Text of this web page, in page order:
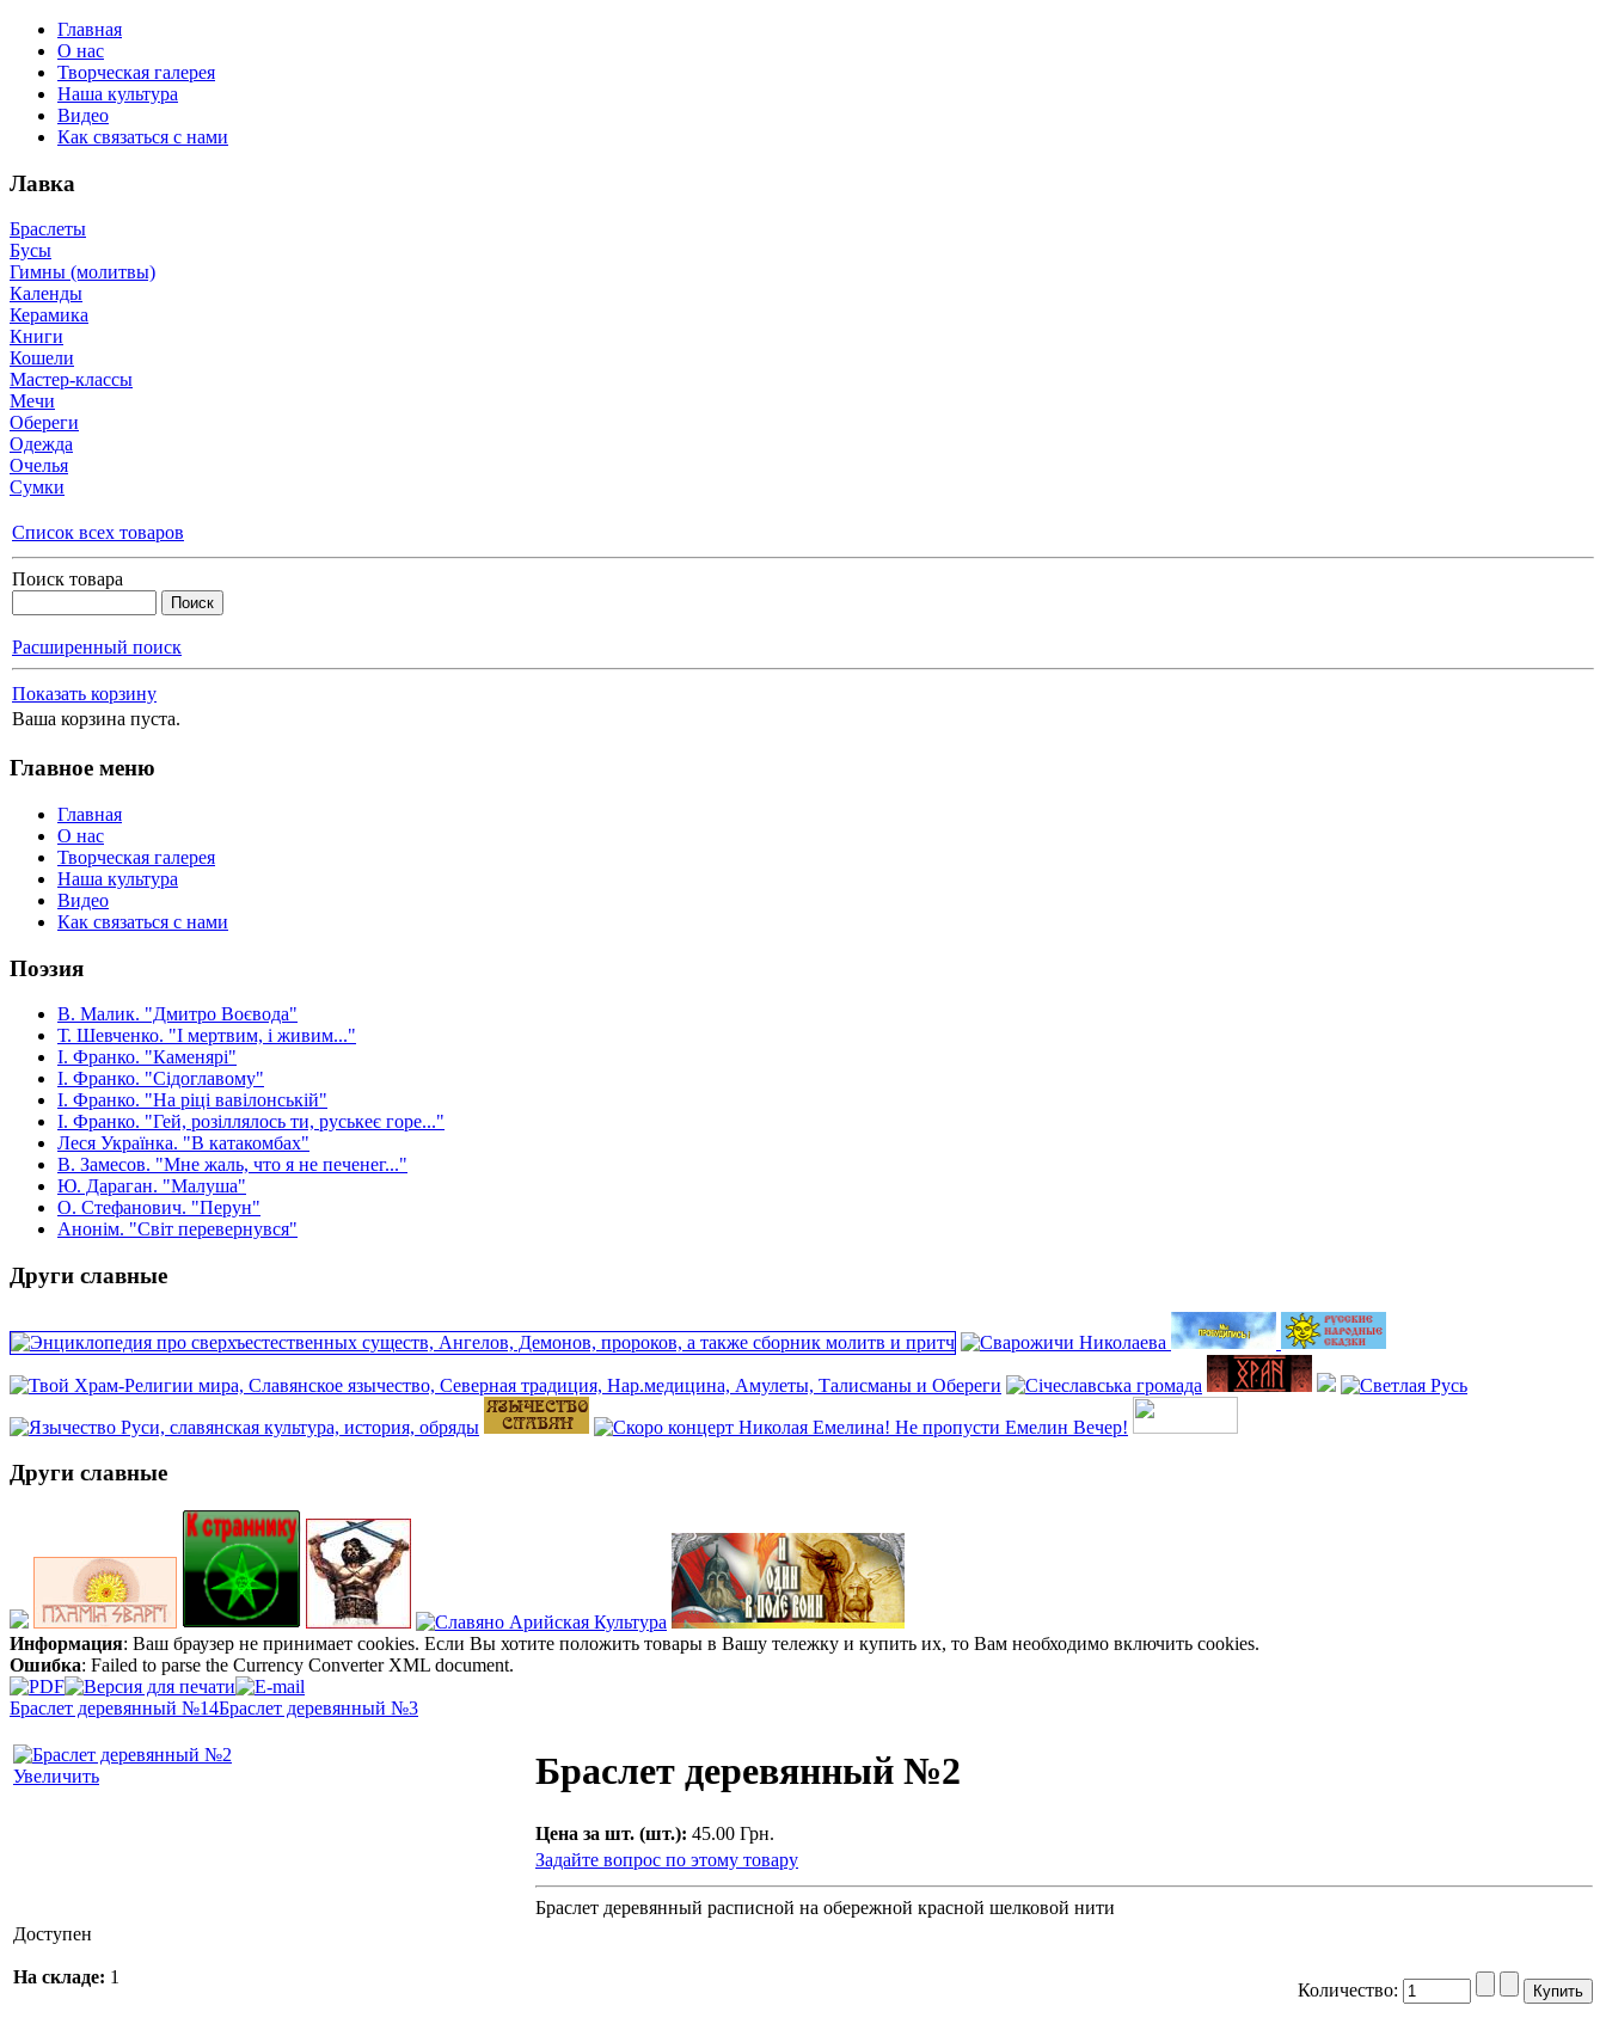
Главная
О нас
Творческая галерея
Наша культура
Видео
Как связаться с нами
Лавка
Браслеты
Бусы
Гимны (молитвы)
Календы
Керамика
Книги
Кошели
Мастер-классы
Мечи
Обереги
Одежда
Очелья
Сумки
Список всех товаров
Поиск товара
Расширенный поиск
Показать корзину
Ваша корзина пуста.
Главное меню
Главная
О нас
Творческая галерея
Наша культура
Видео
Как связаться с нами
Поэзия
В. Малик. "Дмитро Воєвода"
Т. Шевченко. "І мертвим, і живим..."
І. Франко. "Каменярі"
І. Франко. "Сідоглавому"
І. Франко. "На ріці вавілонській"
І. Франко. "Гей, розіллялось ти, руськеє горе..."
Леся Українка. "В катакомбах"
В. Замесов. "Мне жаль, что я не печенег..."
Ю. Дараган. "Малуша"
О. Стефанович. "Перун"
Анонім. "Світ перевернувся"
Други славные
Други славные
Информация: Ваш браузер не принимает cookies. Если Вы хотите положить товары в Вашу тележку и купить их, то Вам необходимо включить cookies.
Ошибка: Failed to parse the Currency Converter XML document.
Браслет деревянный №14Браслет деревянный №3
Увеличить Браслет деревянный №2
Цена за шт. (шт.): 45.00 Грн.
Задайте вопрос по этому товару
Браслет деревянный расписной на обережной красной шелковой нити
Доступен
На складе: 1
Количество: